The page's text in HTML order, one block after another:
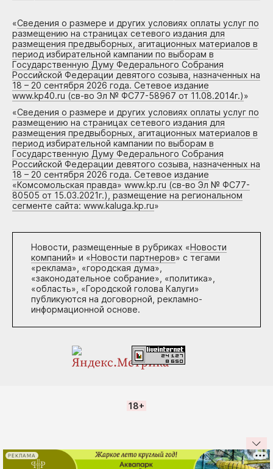
«Сведения о размере и других условиях оплаты услуг по
размещению на страницах сетевого издания для
размещения предвыборных, агитационных материалов в
период избирательной кампании по выборам в
Государственную Думу Федерального Собрания
Российской Федерации девятого созыва, назначенных на
18 – 20 сентября 2026 года. Сетевое издание
www.kp40.ru (св-во Эл № ФС77-58967 от 11.08.2014г.)»
«Сведения о размере и других условиях оплаты услуг по
размещению на страницах сетевого издания для
размещения предвыборных, агитационных материалов в
период избирательной кампании по выборам в
Государственную Думу Федерального Собрания
Российской Федерации девятого созыва, назначенных на
18 – 20 сентября 2026 года. Сетевое издание
«Комсомольская правда» www.kp.ru (св-во Эл № ФС77-
80505 от 15.03.2021г.), размещение на региональном
сегменте сайта: www.kaluga.kp.ru»
Новости, размещенные в рубриках «Новости
компаний» и «Новости партнеров» с тегами
«реклама», «городская дума»,
«законодательное собрание», «политика»,
«область», «Городской голова Калуги»
публикуются на договорной, рекламно-
информационной основе.
18+
РЕКЛАМА